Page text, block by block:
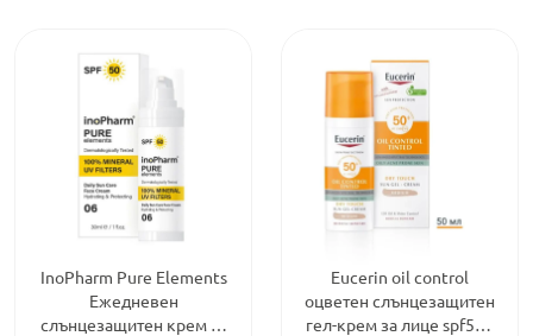
InoPharm Pure Elements
Ежедневен
слънцезащитен крем за
Eucerin oil control
оцветен слънцезащитен
гел-крем за лице spf50+